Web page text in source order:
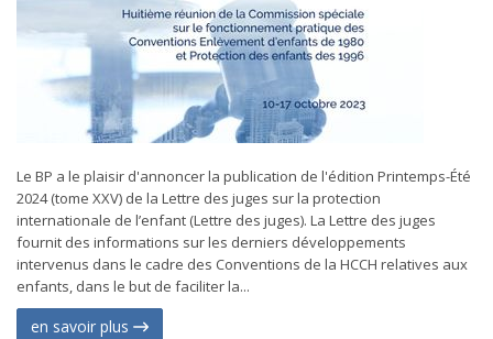
Le BP a le plaisir d'annoncer la publication de l'édition Printemps-Été
2024 (tome XXV) de la Lettre des juges sur la protection
internationale de l’enfant (Lettre des juges). La Lettre des juges
fournit des informations sur les derniers développements
intervenus dans le cadre des Conventions de la HCCH relatives aux
enfants, dans le but de faciliter la...
en savoir plus